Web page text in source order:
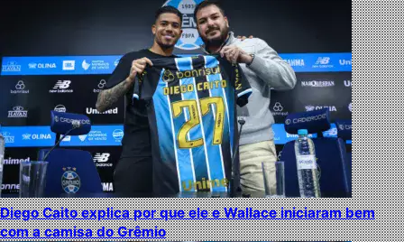
Diego Caito explica por que ele e Wallace iniciaram bem
com a camisa do Grêmio